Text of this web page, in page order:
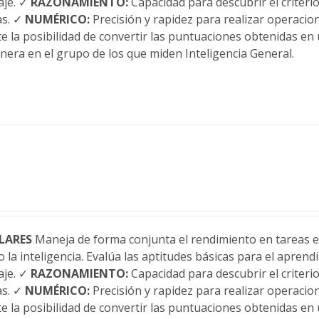
✓ NUMÉRICO: Precisión y rapidez para realizar
la posibilidad de convertir las puntuaciones obtenidas
en el grupo de los que miden Inteligencia General.
Maneja de forma conjunta el rendimiento en tareas
la inteligencia. Evalúa las aptitudes básicas para el
✓ RAZONAMIENTO:Capacidad para descubrir el
✓ NUMÉRICO: Precisión y rapidez para realizar
la posibilidad de convertir las puntuaciones obtenidas